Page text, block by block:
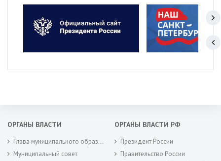
ОРГАНЫ ВЛАСТИ
Глава муниципального образования
Муниципальный совет
ОРГАНЫ ВЛАСТИ РФ
Президент России
Правительство России